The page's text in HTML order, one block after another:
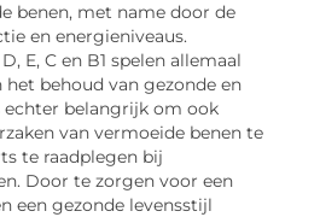
benen, met name door de
en energieniveaus.
E, C en B1 spelen allemaal
behoud van gezonde en
echter belangrijk om ook
van vermoeide benen te
te raadplegen bij
Door te zorgen voor een
een gezonde levensstijl